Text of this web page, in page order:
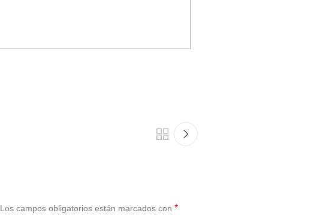
Los campos obligatorios están marcados con *